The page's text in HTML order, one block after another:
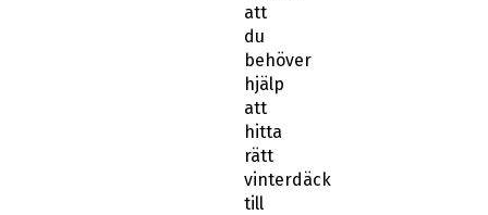
att
du
behöver
hjälp
att
hitta
rätt
vinterdäck
till